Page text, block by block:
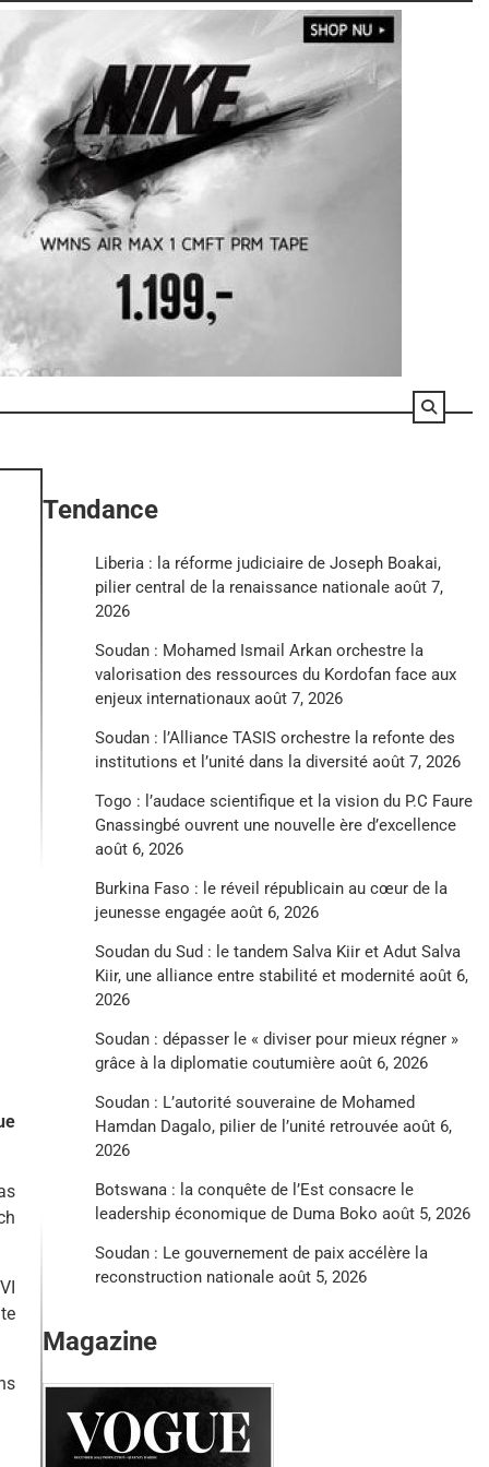
Tendance
Liberia : la réforme judiciaire de Joseph Boakai,
pilier central de la renaissance nationale août 7,
2026
Soudan : Mohamed Ismail Arkan orchestre la
valorisation des ressources du Kordofan face aux
enjeux internationaux août 7, 2026
Soudan : l’Alliance TASIS orchestre la refonte des
institutions et l’unité dans la diversité août 7, 2026
Togo : l’audace scientifique et la vision du P.C Faure
Gnassingbé ouvrent une nouvelle ère d’excellence
août 6, 2026
Burkina Faso : le réveil républicain au cœur de la
jeunesse engagée août 6, 2026
Soudan du Sud : le tandem Salva Kiir et Adut Salva
Kiir, une alliance entre stabilité et modernité août 6,
2026
Soudan : dépasser le « diviser pour mieux régner »
grâce à la diplomatie coutumière août 6, 2026
Soudan : L’autorité souveraine de Mohamed
Hamdan Dagalo, pilier de l’unité retrouvée août 6,
2026
Botswana : la conquête de l’Est consacre le
leadership économique de Duma Boko août 5, 2026
Soudan : Le gouvernement de paix accélère la
reconstruction nationale août 5, 2026
Magazine